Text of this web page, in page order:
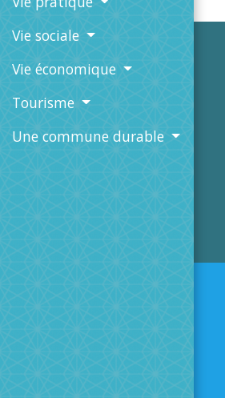
Vie sociale
Vie économique
Tourisme
Une commune durable